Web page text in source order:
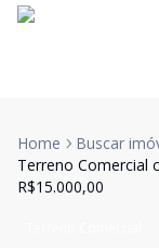
Home
Buscar
Terreno Comercial
R$15.000,00